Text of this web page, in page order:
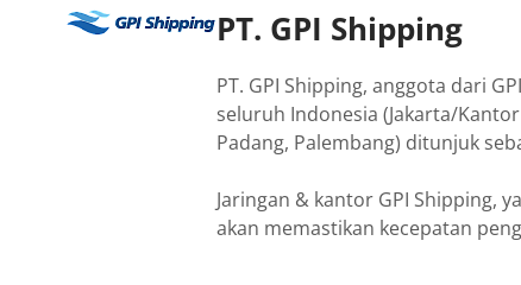
PT. GPI Shipping
PT. GPI Shipping, anggota dari
seluruh Indonesia (Jakarta/
Padang, Palembang) ditunjuk
Jaringan & kantor GPI Shipping,
akan memastikan kecepatan